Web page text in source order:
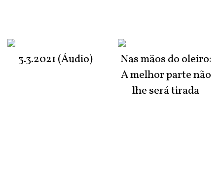
3.3.2021 (Áudio)
Nas mãos do oleiro:
A melhor parte não
lhe será tirada